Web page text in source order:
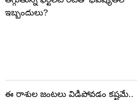
ఇబ్బందులు?
ఈ రాశుల జంటలు విడిపోవడం కష్టమే..